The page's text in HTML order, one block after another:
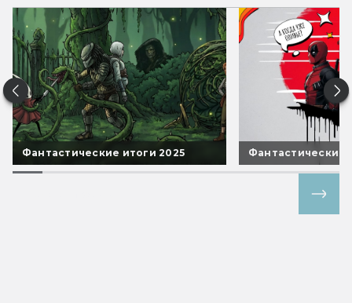
Фантастические итоги 2025 Фантастические